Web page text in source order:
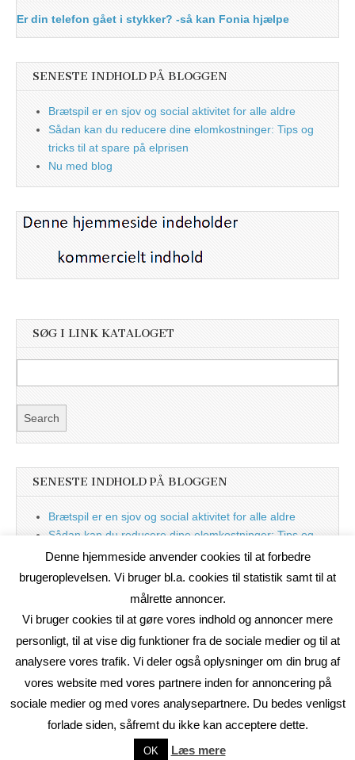
Er din telefon gået i stykker? -så kan Fonia hjælpe
SENESTE INDHOLD PÅ BLOGGEN
Brætspil er en sjov og social aktivitet for alle aldre
Sådan kan du reducere dine elomkostninger: Tips og
tricks til at spare på elprisen
Nu med blog
SØG I LINK KATALOGET
SENESTE INDHOLD PÅ BLOGGEN
Brætspil er en sjov og social aktivitet for alle aldre
Sådan kan du reducere dine elomkostninger: Tips og
tricks til at spare på elprisen
Nu med blog
On2Net Link Katalog
The Magazine Basic Theme bybavotasan.com
Denne hjemmeside anvender cookies til at forbedre
brugeroplevelsen. Vi bruger bl.a. cookies til statistik samt til at
målrette annoncer.
Vi bruger cookies til at gøre vores indhold og annoncer mere
personligt, til at vise dig funktioner fra de sociale medier og til at
analysere vores trafik. Vi deler også oplysninger om din brug af
vores website med vores partnere inden for annoncering på
sociale medier og med vores analysepartnere. Du bedes venligst
forlade siden, såfremt du ikke kan acceptere dette.
OK Læs mere